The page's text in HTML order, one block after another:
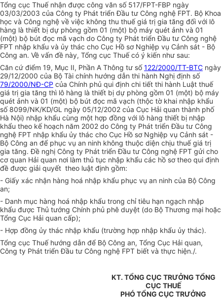
Tổng cục Thuế nhận được công văn số 517/FPT-FBP ngày
03/03/2003 của Công ty Phát triển Đầu tư Công nghệ FPT. Bộ Khoa
học và Công nghệ về việc không thu thuế giá trị gia tăng đối với lô
hàng là thiết bị dự phòng gồm 01 (một) bộ máy quét ảnh và 01
(một) bộ bút đọc mã vạch do Công ty Phát triển Đầu tư Công nghệ
FPT nhập khẩu và ủy thác cho Cục Hồ sơ Nghiệp vụ Cảnh sát - Bộ
Công an. Về vấn đề này, Tổng cục Thuế có ý kiến như sau:
Căn cứ điểm 19, Mục II, Phần A Thông tư số122/2000/TT-BTC ngày
29/12/2000 của Bộ Tài chính hướng dẫn thi hành Nghị định số
79/2000/NĐ-CP của Chính phủ qui định chi tiết thi hành Luật thuế
giá trị gia tăng thì lô hàng là thiết bị dự phòng gồm 01 (một) bộ máy
quét ảnh và 01 (một) bộ bút đọc mã vạch (thộc tờ khai nhập khẩu
số 8099/NK/KD/GL ngày 05/12/2002 của Cục Hải quan thành phố
Hà Nội) nhập khẩu cùng một hợp đồng với lô hàng thiết bị nhập
khẩu theo kế hoạch năm 2002 do Công ty Phát triển Đầu tư Công
nghệ FPT nhập khẩu ủy thác cho Cục Hồ sơ Nghiệp vụ Cảnh sát -
Bộ Công an để phục vụ an ninh không thuộc diện chịu thuế giá trị
gia tăng. Đề nghị Công ty Phát triển Đầu tư Công nghệ FPT gửi cho
cơ quan Hải quan nơi làm thủ tục nhập khẩu các hồ sơ theo qui định
đề được giải quyết theo luật định gồm:
- Giấy xác nhận hàng hoá nhập khẩu phục vụ an ninh của Bộ Công
an;
- Danh mục hàng hoá nhập khẩu trong chỉ tiêu hạn ngạch nhập
khẩu được Thủ tướng Chính phủ phê duyệt (do Bộ Thương mại hoặc
Tổng Cục Hải quan cấp);
- Hợp đồng ủy thác nhập khẩu (trường hợp nhập khẩu ủy thác).
Tổng cục Thuế hướng dẫn để Bộ Công an, Tổng Cục Hải quan,
Công ty Phát triển Đầu tư Công nghệ FPT biết và thực hiện./.
KT. TỔNG CỤC TRƯỞNG TỔNG
CỤC THUẾ
PHÓ TỔNG CỤC TRƯỞNG